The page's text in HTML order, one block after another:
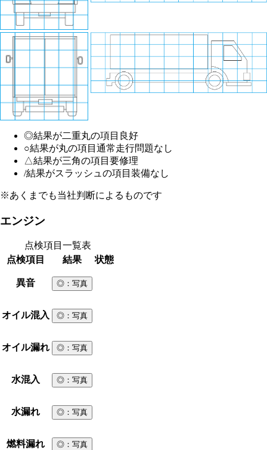
◎結果が二重丸の項目 良好
○結果が丸の項目 通常走行問題なし
△結果が三角の項目 要修理
/結果がスラッシュの項目 装備なし
※あくまでも当社判断によるものです
エンジン
点検項目一覧表
点検項目
結果 状態
異音 ◎ ：写真
オイル混入 ◎ ：写真
オイル漏れ ◎ ：写真
水混入 ◎ ：写真
水漏れ ◎ ：写真
燃料漏れ ◎ ：写真